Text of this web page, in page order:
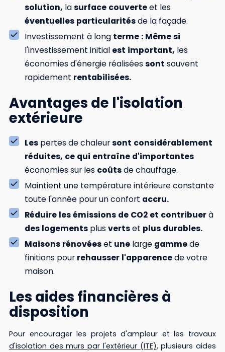
solution, lasurface couverteet les
éventuelles particularitésde la façade.
Investissement à long terme : Mêmesi
l'investissement initial est important, les
économies d'énergie réaliséessont souvent
rapidement rentabilisées.
Avantages de l'isolation
extérieure
Les pertes de chaleursont considérablement
réduites, ce qui entraîne d'importantes
économies sur les coûtsde chauffage.
Maintient une température intérieure constante
toute l'année pour un confort accru.
Réduire lesémissions de CO2 et contribuerà
des logements plusvertset plus durables.
Maisons rénovéeset une large gammede
finitions pour rehausser l'apparencede votre
maison.
Les aides financières à
disposition
Pour encourager les projets d'ampleur et les travaux
d'isolation des murs par l'extérieur (ITE), plusieurs aides